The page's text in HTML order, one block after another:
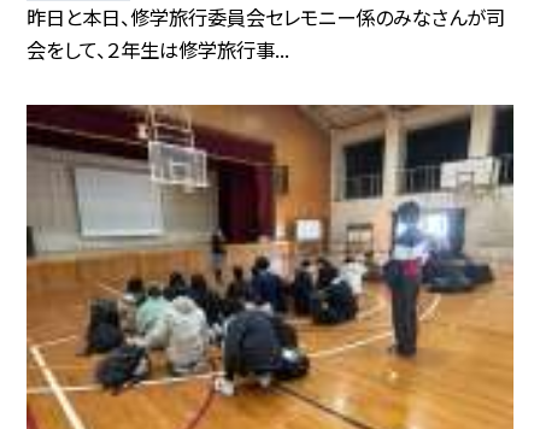
昨日と本日、修学旅行委員会セレモニー係のみなさんが司
会をして、２年生は修学旅行事...